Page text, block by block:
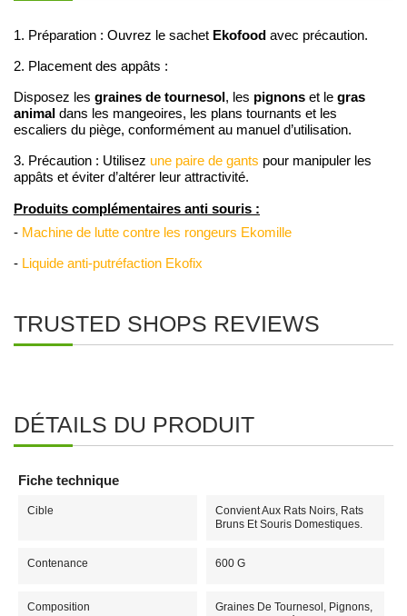
1. Préparation : Ouvrez le sachet Ekofood avec précaution.
2. Placement des appâts :
Disposez les graines de tournesol , les pignons et le gras
animal dans les mangeoires, les plans tournants et les
escaliers du piège, conformément au manuel d’utilisation.
3. Précaution : Utilisez une paire de gants pour manipuler les
appâts et éviter d’altérer leur attractivité.
Produits complémentaires anti souris :
- Machine de lutte contre les rongeurs Ekomille
- Liquide anti-putréfaction Ekofix
TRUSTED SHOPS REVIEWS
DÉTAILS DU PRODUIT
Fiche technique
Cible
Convient Aux Rats Noirs, Rats
Bruns Et Souris Domestiques.
Contenance 600 G
Composition
Graines De Tournesol, Pignons,